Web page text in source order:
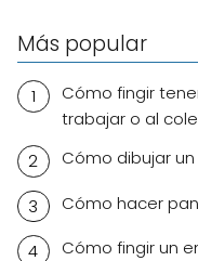
Más popular
Cómo fingir
trabajar o al
Cómo dibujar
Cómo hacer
Cómo fingir un